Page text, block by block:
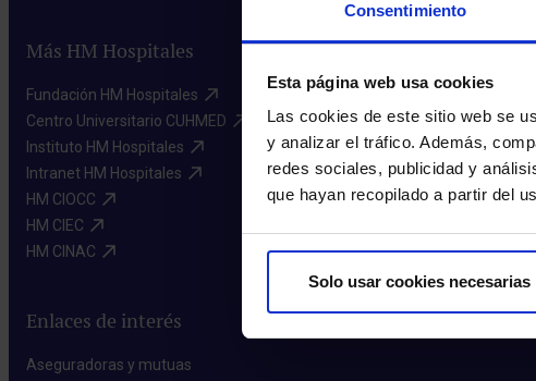
Consentimiento
Esta página web usa cookies
Las cookies de este sitio web se
y analizar el tráfico. Además,
redes sociales, publicidad y
que hayan recopilado a partir del
Solo usar cookies necesarias
Más HM Hospitales
Fundación HM Hospitales​
Centro Universitario CUHMED​
Instituto HM Hospitales​
Intranet HM Hospitales​
HM CIOCC​
HM CIEC​
HM CINAC​
Enlaces de interés
Aseguradoras y mutuas​